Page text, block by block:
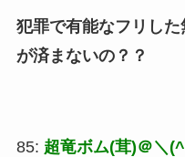
犯罪で有能なフリし
が済まないの？？
85: 超竜ボム(茸)＠＼